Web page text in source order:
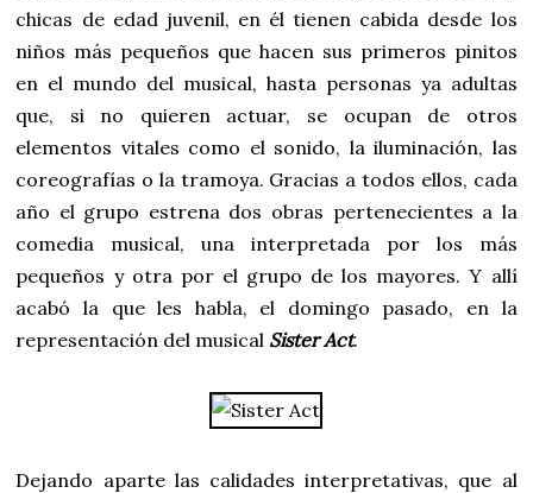
chicas de edad juvenil, en él tienen cabida desde los
niños más pequeños que hacen sus primeros pinitos
en el mundo del musical, hasta personas ya adultas
que, si no quieren actuar, se ocupan de otros
elementos vitales como el sonido, la iluminación, las
coreografías o la tramoya. Gracias a todos ellos, cada
año el grupo estrena dos obras pertenecientes a la
comedia musical, una interpretada por los más
pequeños y otra por el grupo de los mayores. Y allí
acabó la que les habla, el domingo pasado, en la
representación del musical Sister Act.
Dejando aparte las calidades interpretativas, que al